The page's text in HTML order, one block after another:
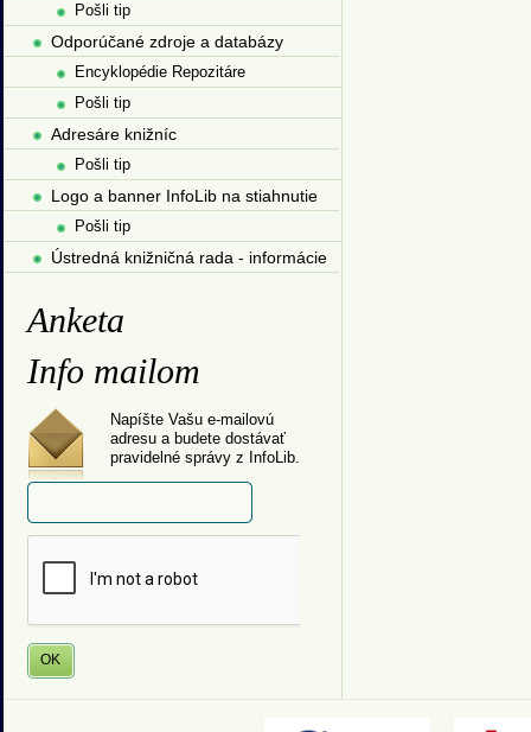
Pošli tip
Odporúčané zdroje a databázy
Encyklopédie Repozitáre
Pošli tip
Adresáre knižníc
Pošli tip
Logo a banner InfoLib na stiahnutie
Pošli tip
Ústredná knižničná rada - informácie
Anketa
Info mailom
Napíšte Vašu e-mailovú
adresu a budete dostávať
pravidelné správy z InfoLib.